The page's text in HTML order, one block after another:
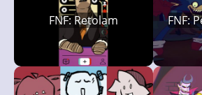
FNF: Retolam FNF: